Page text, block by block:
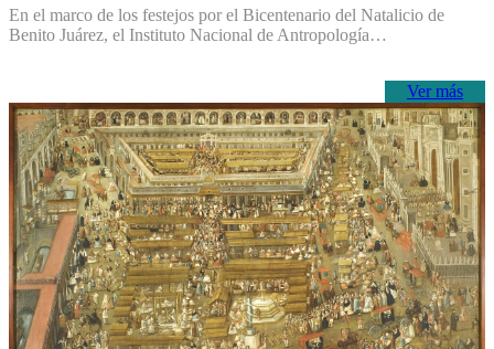
En el marco de los festejos por el Bicentenario del Natalicio de
Benito Juárez, el Instituto Nacional de Antropología…
Ver más